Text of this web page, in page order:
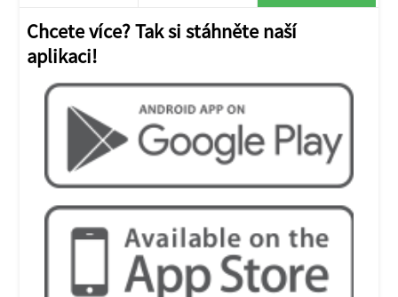
Chcete více? Tak si stáhněte naší
aplikaci!